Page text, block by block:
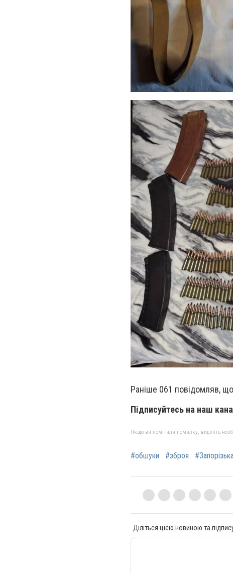
Раніше 061 повідомляв, що
Підписуйтесь на наш
Якщо ви помітили помилку, виділіть
#обшуки #зброя
Діліться цією новиною та